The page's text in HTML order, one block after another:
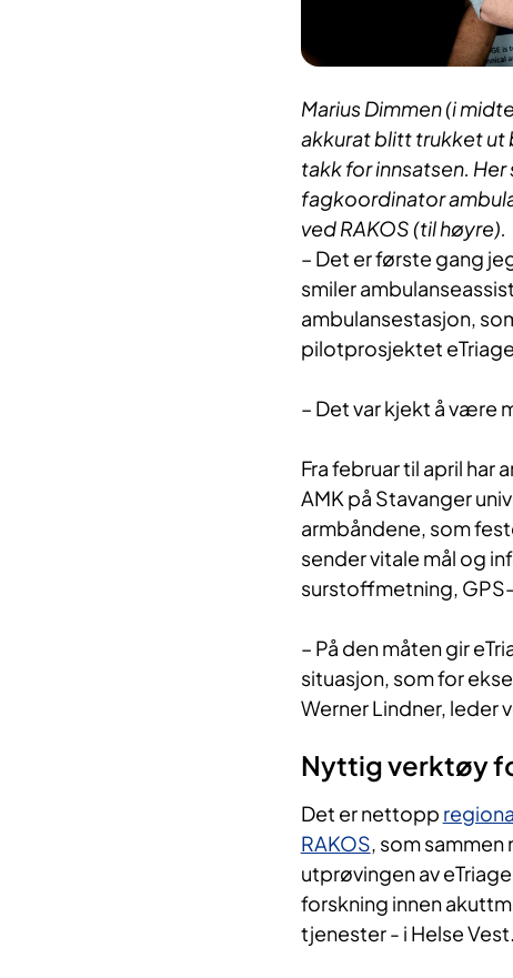
Marius Dimmen (i
akkurat blitt trukket ut
takk for innsatsen.
fagkoordinator
ved RAKOS (til høyre).
– Det er første gang
smiler
ambulansestasjon,
pilotprosjektet
– Det var kjekt å være
Fra februar til april har
AMK på Stavanger
armbåndene, som
sender vitale mål og
surstoffmetning,
– På den måten gir
situasjon, som for
Werner Lindner, leder
Nyttig verktøy
Det er nettopp
RAKOS, som sammen
utprøvingen av
forskning innen
tjenester - i Helse Vest.